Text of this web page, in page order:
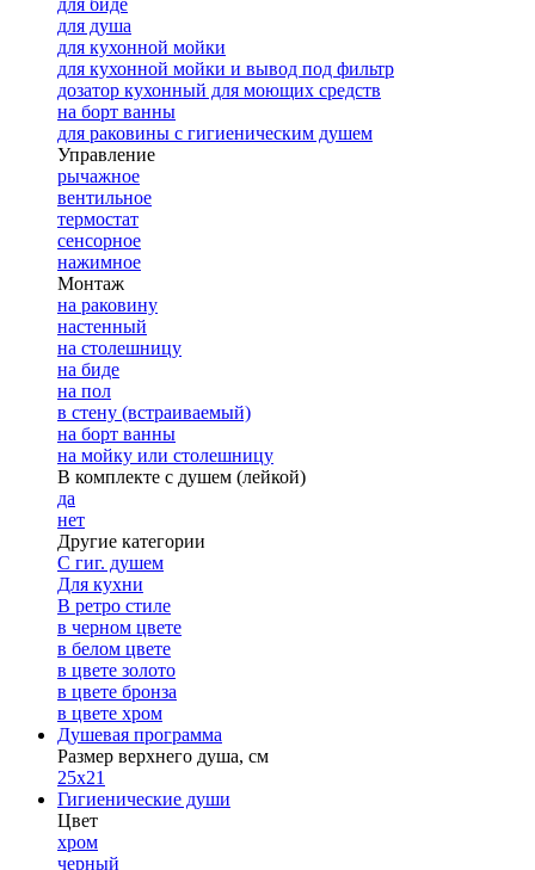
для биде
для душа
для кухонной мойки
для кухонной мойки и вывод под фильтр
дозатор кухонный для моющих средств
на борт ванны
для раковины с гигиеническим душем
Управление
рычажное
вентильное
термостат
сенсорное
нажимное
Монтаж
на раковину
настенный
на столешницу
на биде
на пол
в стену (встраиваемый)
на борт ванны
на мойку или столешницу
В комплекте с душем (лейкой)
да
нет
Другие категории
С гиг. душем
Для кухни
В ретро стиле
в черном цвете
в белом цвете
в цвете золото
в цвете бронза
в цвете хром
Душевая программа
Размер верхнего душа, см
25х21
Гигиенические души
Цвет
хром
черный